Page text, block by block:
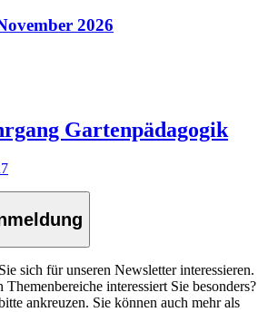
2026
Gartenpädagogik
sich für unseren Newsletter interessieren.
interessiert Sie besonders?
ankreuzen. Sie können auch mehr als